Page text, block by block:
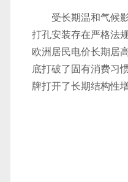
受长期温和气候
打孔安装存在严格法
欧洲居民电价长期居
底打破了固有消费习
牌打开了长期结构性